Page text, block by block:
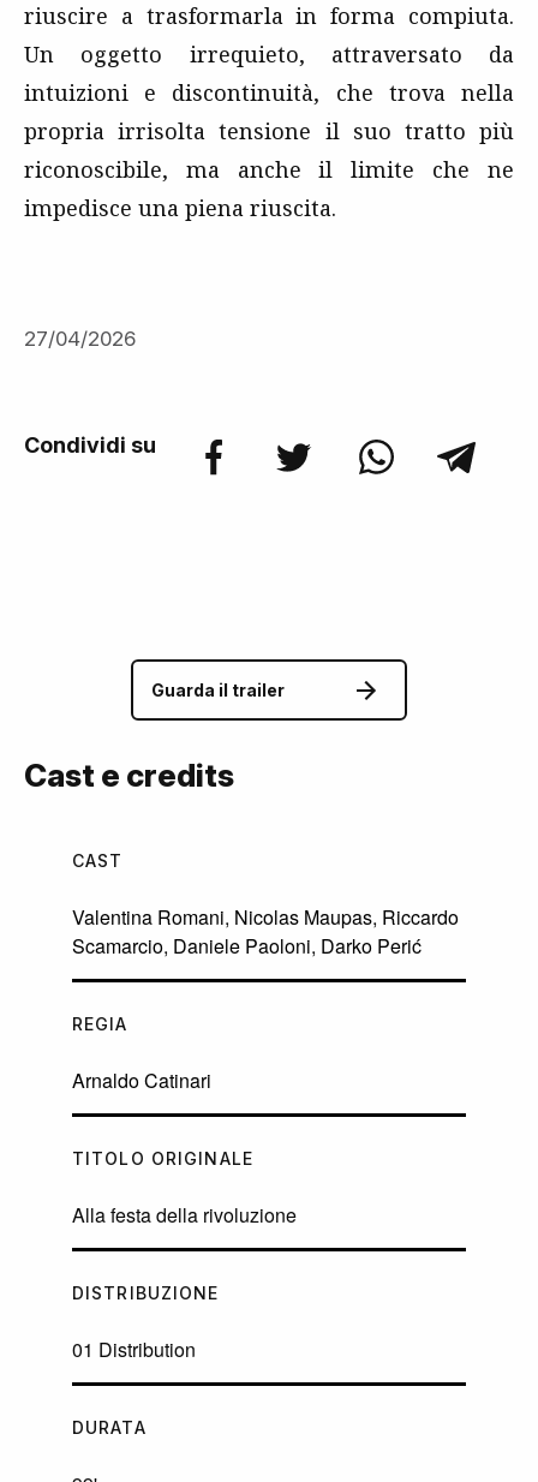
riuscire a trasformarla in forma compiuta.
Un oggetto irrequieto, attraversato da
intuizioni e discontinuità, che trova nella
propria irrisolta tensione il suo tratto più
riconoscibile, ma anche il limite che ne
impedisce una piena riuscita.
27/04/2026
Condividi su
Guarda il trailer
Cast e credits
CAST
Valentina Romani, Nicolas Maupas, Riccardo
Scamarcio, Daniele Paoloni, Darko Perić
REGIA
Arnaldo Catinari
TITOLO ORIGINALE
Alla festa della rivoluzione
DISTRIBUZIONE
01 Distribution
DURATA